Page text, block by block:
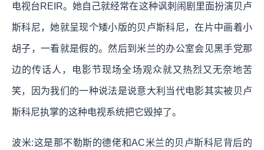
电视台REIR。她自己就经常在这种讽刺闹剧里面扮演贝卢
斯科尼，她就呈现个矮小版的贝卢斯科尼，在片中画着小
胡子，一看就是假的。然后到米兰的办公室会见黑手党那
边的传话人，电影节现场全场观众就又热烈又无奈地苦
笑，因为我们的一种说法是说意大利当代电影其实被贝卢
斯科尼执掌的这种电视系统把它毁掉了。
波米:这是那不勒斯的德佬和AC米兰的贝卢斯科尼背后的